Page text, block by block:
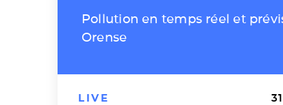
Pollution en temps réel et
Orense
LIVE 31